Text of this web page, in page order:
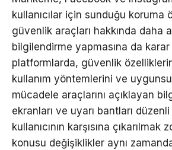
kullanıcılar için sunduğu koruma
güvenlik araçları hakkında daha
bilgilendirme yapmasına da
platformlarda, güvenlik
kullanım yöntemlerini ve
mücadele araçlarını açıklayan
ekranları ve uyarı bantları
kullanıcının karşısına çıkarılmak
konusu değişiklikler aynı